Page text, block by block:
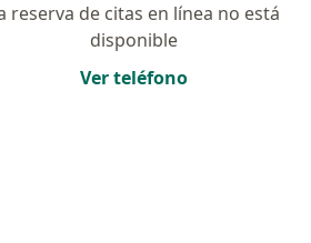
reserva de citas en línea no está
disponible
Ver teléfono